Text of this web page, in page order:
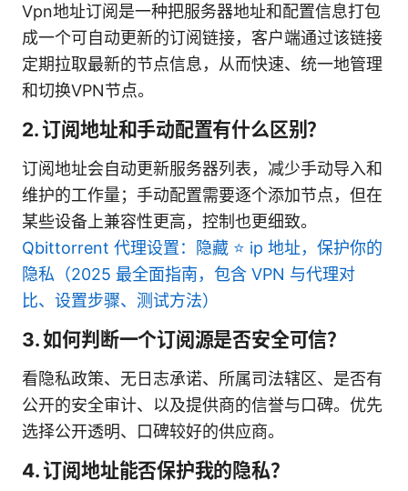
Vpn地址订阅是一种把服务器地址和配置信息打包
成一个可自动更新的订阅链接，客户端通过该链接
定期拉取最新的节点信息，从而快速、统一地管理
和切换VPN节点。
2. 订阅地址和手动配置有什么区别？
订阅地址会自动更新服务器列表，减少手动导入和
维护的工作量；手动配置需要逐个添加节点，但在
某些设备上兼容性更高，控制也更细致。
Qbittorrent 代理设置：隐藏 ⭐ ip 地址，保护你的
隐私（2025 最全面指南，包含 VPN 与代理对
比、设置步骤、测试方法）
3. 如何判断一个订阅源是否安全可信？
看隐私政策、无日志承诺、所属司法辖区、是否有
公开的安全审计、以及提供商的信誉与口碑。优先
选择公开透明、口碑较好的供应商。
4. 订阅地址能否保护我的隐私？